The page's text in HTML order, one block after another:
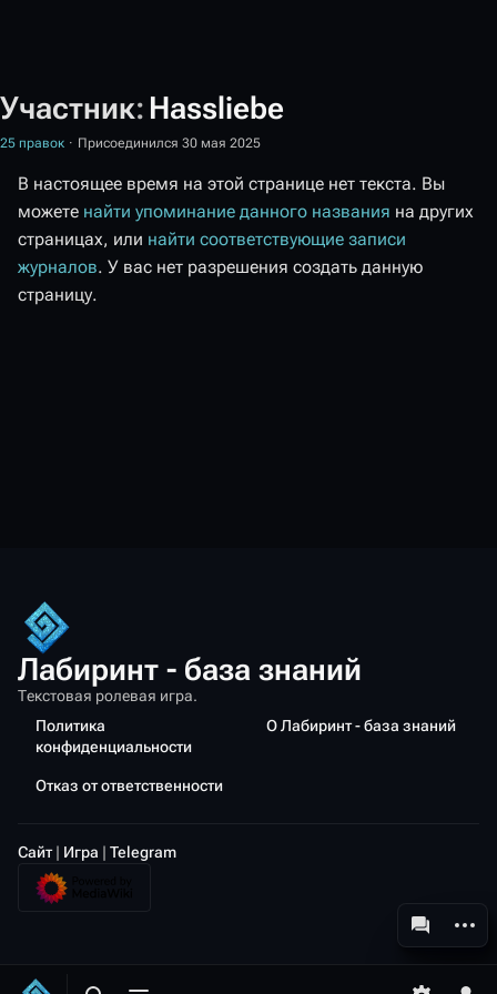
Участник: Hassliebe
25 правок Присоединился 30 мая 2025
associated-
В настоящее время на этой странице нет текста. Вы
можете найти упоминание данного названия на других
страницах, или найти соответствующие записи
журналов. У вас нет разрешения создать данную
страницу.
Лабиринт - база знаний
Текстовая ролевая игра.
Политика
конфиденциальности
О Лабиринт - база знаний
Отказ от ответственности
Сайт| Игра | Telegram